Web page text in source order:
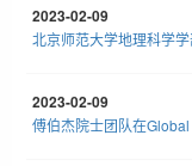
2023-02-09
北京师范大学地理科学
2023-02-09
傅伯杰院士团队在